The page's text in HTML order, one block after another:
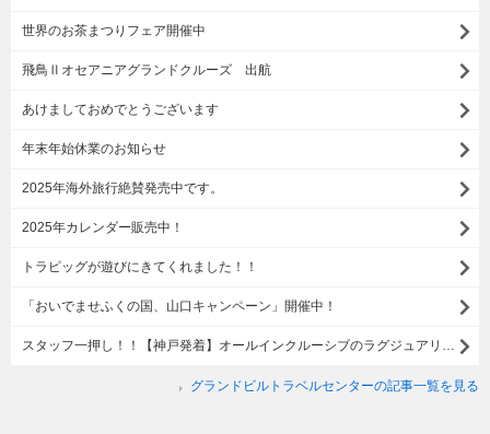
世界のお茶まつりフェア開催中
飛鳥Ⅱオセアニアグランドクルーズ 出航
あけましておめでとうございます
年末年始休業のお知らせ
2025年海外旅行絶賛発売中です。
2025年カレンダー販売中！
トラピッグが遊びにきてくれました！！
「おいでませふくの国、山口キャンペーン」開催中！
スタッフ一押し！！【神戸発着】オールインクルーシブのラグジュアリー船＜＜バイキングエデン＞＞の旅
グランドビルトラベルセンターの記事一覧を見る